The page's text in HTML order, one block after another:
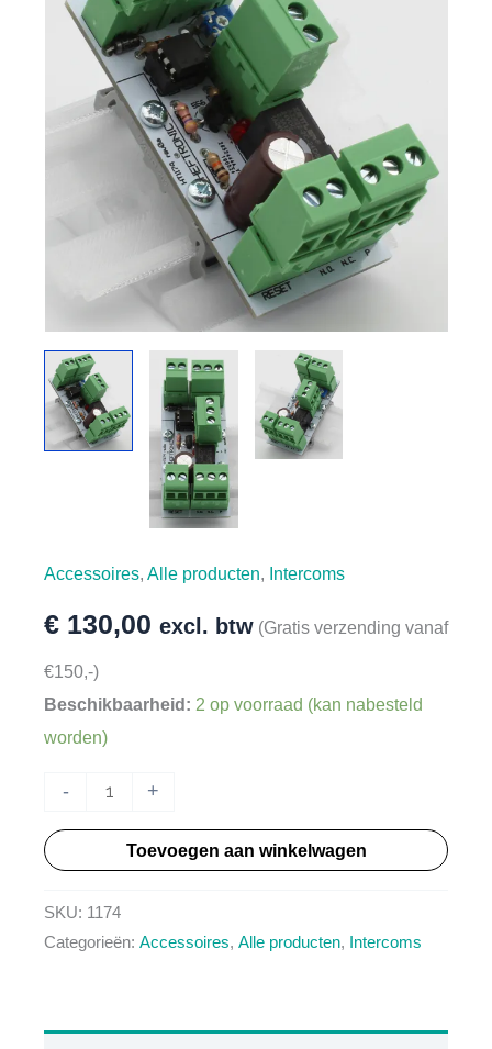
Accessoires, Alle producten, Intercoms
€ 130,00 excl. btw (Gratis verzending vanaf
€150,-)
Beschikbaarheid: 2 op voorraad (kan nabesteld
worden)
-
HT1174
Audio
aantal
+
Toevoegen aan winkelwagen
SKU: 1174
Categorieën: Accessoires, Alle producten, Intercoms